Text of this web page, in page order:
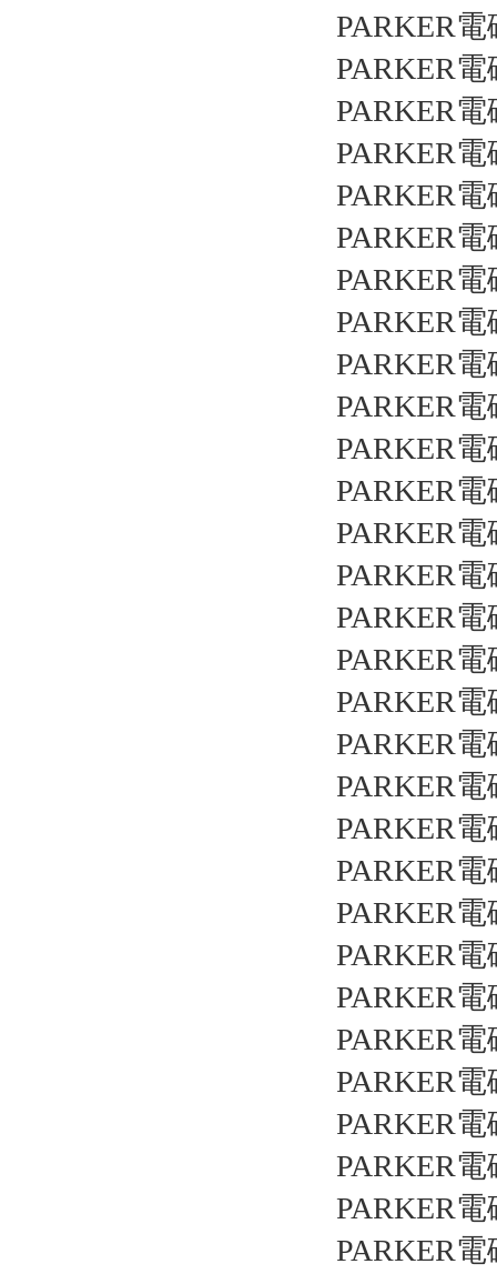
PARKER
PARKER
PARKER
PARKER
PARKER
PARKER
PARKER
PARKER
PARKER
PARKER
PARKER
PARKER
PARKER
PARKER
PARKER
PARKER
PARKER
PARKER
PARKER
PARKER
PARKER
PARKER
PARKER
PARKER
PARKER
PARKER
PARKER
PARKER
PARKER
PARKER